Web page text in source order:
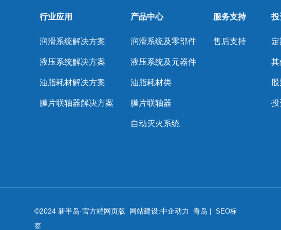
行业应用
润滑系统解决方案
液压系统解决方案
油脂耗材解决方案
膜片联轴器解决方案
产品中心
润滑系统及零部件
液压系统及元器件
油脂耗材类
膜片联轴器
自动灭火系统
服务支持
售后支持
投
其
投
©2024 新半岛·官方端网页版 网站建设:中企动力 青岛 |SEO标
签